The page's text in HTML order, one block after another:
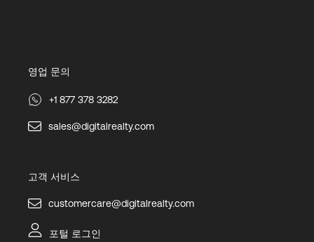
영업 문의
+1 877 378 3282
sales@digitalrealty.com
고객 서비스
customercare@digitalrealty.com
포털 로그인